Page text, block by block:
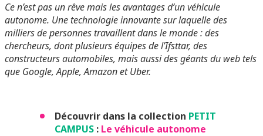
Ce n’est pas un rêve mais les avantages d’un véhicule
autonome. Une technologie innovante sur laquelle des
milliers de personnes travaillent dans le monde : des
chercheurs, dont plusieurs équipes de l’Ifsttar, des
constructeurs automobiles, mais aussi des géants du web tels
que Google, Apple, Amazon et Uber.
Découvrir dans la collection PETIT
CAMPUS : Le véhicule autonome